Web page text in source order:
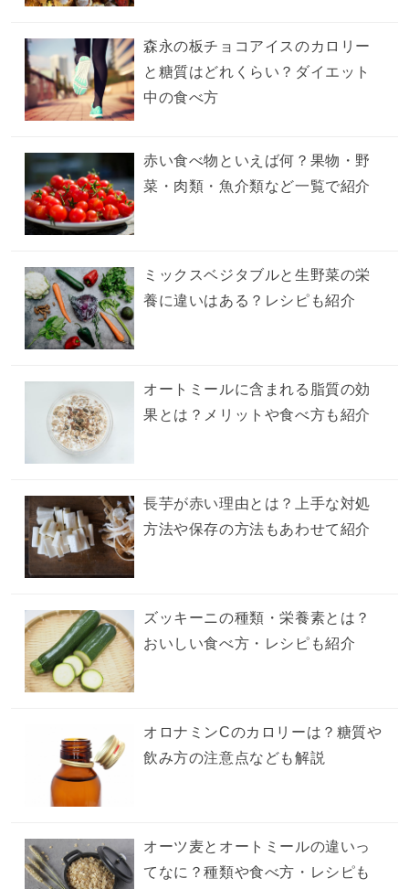
森永の板チョコアイスのカロリー
と糖質はどれくらい？ダイエット
中の食べ方
赤い食べ物といえば何？果物・野
菜・肉類・魚介類など一覧で紹介
ミックスベジタブルと生野菜の栄
養に違いはある？レシピも紹介
オートミールに含まれる脂質の効
果とは？メリットや食べ方も紹介
長芋が赤い理由とは？上手な対処
方法や保存の方法もあわせて紹介
ズッキーニの種類・栄養素とは？
おいしい食べ方・レシピも紹介
オロナミンCのカロリーは？糖質や
飲み方の注意点なども解説
オーツ麦とオートミールの違いっ
てなに？種類や食べ方・レシピも